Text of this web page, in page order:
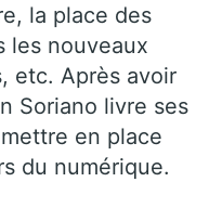
la place des
les nouveaux
etc. Après avoir
Soriano livre ses
en place
du numérique.